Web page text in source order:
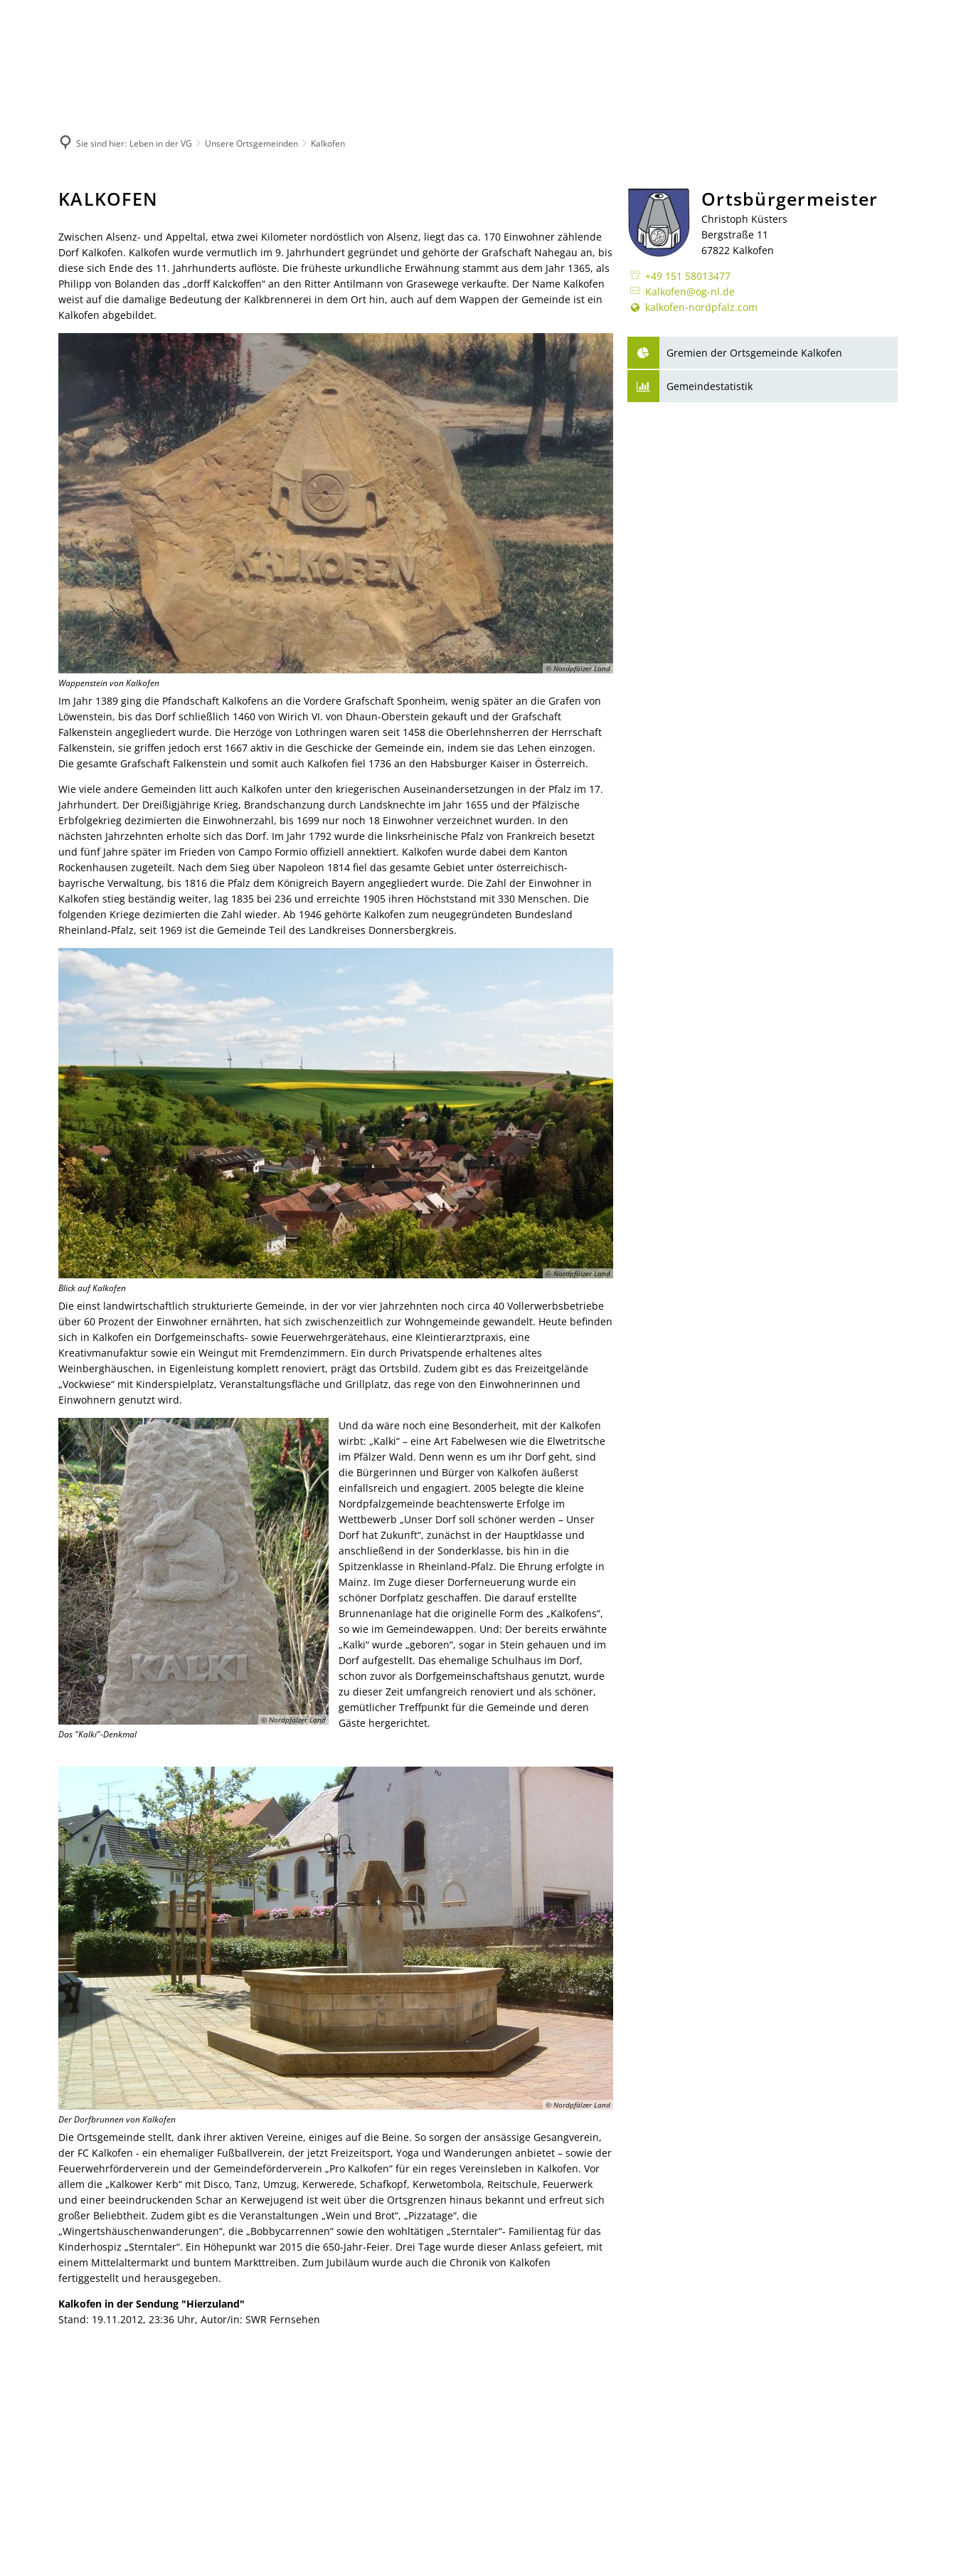
Unsere Ortsgemeinden
Haus- und Badeordnung
Attraktionen & Ausstattung
Funktionsweise
FAQ
Kursangebote
Ansprechpartner
Wasserversorgung
Wasserqualität & -Härte
Gebühren und Beiträge
Betrieb eines privaten Schwimmbades
Abwasserbeseitigung
Kanalspülungen
Rückstausicherung
Heiraten
Bildung
Kindertagesstätten
Kitabündnis Nordpfälzer Glückskinder
Schulen
Büchereien
Vereine
Vereinsversammlungen
Sprechtage der Deutschen Rentenversicherung
Umwelt, Planen, Bauen
Bauleitplanung
Verfügbare Bauplätze
Klimaschutz
Gewässer
Mobilität (ÖPNV)
Links mit Bezug zur jüdischen Geschichte und Gegenwart
Bürgerbus
Öffentliche Bekanntmachungen
Ausschreibungen
Termine für das Bürgerbüro
Organigramm
Gastronomie
Regionale Produkte
Sie sind hier: Leben in der VG Unsere Ortsgemeinden Kalkofen
KalkofenKALKOFEN
Zwischen Alsenz- und Appeltal, etwa zwei Kilometer nordöstlich von Alsenz, liegt das ca. 170 Einwohner zählende
Dorf Kalkofen. Kalkofen wurde vermutlich im 9. Jahrhundert gegründet und gehörte der Grafschaft Nahegau an, bis
diese sich Ende des 11. Jahrhunderts auflöste. Die früheste urkundliche Erwähnung stammt aus dem Jahr 1365, als
Philipp von Bolanden das „dorff Kalckoffen“ an den Ritter Antilmann von Grasewege verkaufte. Der Name Kalkofen
weist auf die damalige Bedeutung der Kalkbrennerei in dem Ort hin, auch auf dem Wappen der Gemeinde ist ein
Kalkofen abgebildet.
© Nordpfälzer Land
Wappenstein von Kalkofen
Im Jahr 1389 ging die Pfandschaft Kalkofens an die Vordere Grafschaft Sponheim, wenig später an die Grafen von
Löwenstein, bis das Dorf schließlich 1460 von Wirich VI. von Dhaun-Oberstein gekauft und der Grafschaft
Falkenstein angegliedert wurde. Die Herzöge von Lothringen waren seit 1458 die Oberlehnsherren der Herrschaft
Falkenstein, sie griffen jedoch erst 1667 aktiv in die Geschicke der Gemeinde ein, indem sie das Lehen einzogen.
Die gesamte Grafschaft Falkenstein und somit auch Kalkofen fiel 1736 an den Habsburger Kaiser in Österreich.
Wie viele andere Gemeinden litt auch Kalkofen unter den kriegerischen Auseinandersetzungen in der Pfalz im 17.
Jahrhundert. Der Dreißigjährige Krieg, Brandschanzung durch Landsknechte im Jahr 1655 und der Pfälzische
Erbfolgekrieg dezimierten die Einwohnerzahl, bis 1699 nur noch 18 Einwohner verzeichnet wurden. In den
nächsten Jahrzehnten erholte sich das Dorf. Im Jahr 1792 wurde die linksrheinische Pfalz von Frankreich besetzt
und fünf Jahre später im Frieden von Campo Formio offiziell annektiert. Kalkofen wurde dabei dem Kanton
Rockenhausen zugeteilt. Nach dem Sieg über Napoleon 1814 fiel das gesamte Gebiet unter österreichisch-
bayrische Verwaltung, bis 1816 die Pfalz dem Königreich Bayern angegliedert wurde. Die Zahl der Einwohner in
Kalkofen stieg beständig weiter, lag 1835 bei 236 und erreichte 1905 ihren Höchststand mit 330 Menschen. Die
folgenden Kriege dezimierten die Zahl wieder. Ab 1946 gehörte Kalkofen zum neugegründeten Bundesland
Rheinland-Pfalz, seit 1969 ist die Gemeinde Teil des Landkreises Donnersbergkreis.
© Nordpfälzer Land
Blick auf Kalkofen
Die einst landwirtschaftlich strukturierte Gemeinde, in der vor vier Jahrzehnten noch circa 40 Vollerwerbsbetriebe
über 60 Prozent der Einwohner ernährten, hat sich zwischenzeitlich zur Wohngemeinde gewandelt. Heute befinden
sich in Kalkofen ein Dorfgemeinschafts- sowie Feuerwehrgerätehaus, eine Kleintierarztpraxis, eine
Kreativmanufaktur sowie ein Weingut mit Fremdenzimmern. Ein durch Privatspende erhaltenes altes
Weinberghäuschen, in Eigenleistung komplett renoviert, prägt das Ortsbild. Zudem gibt es das Freizeitgelände
„Vockwiese“ mit Kinderspielplatz, Veranstaltungsfläche und Grillplatz, das rege von den Einwohnerinnen und
Einwohnern genutzt wird.
© Nordpfälzer Land
Das "Kalki"-Denkmal
Und da wäre noch eine Besonderheit, mit der Kalkofen
wirbt: „Kalki“ – eine Art Fabelwesen wie die Elwetritsche
im Pfälzer Wald. Denn wenn es um ihr Dorf geht, sind
die Bürgerinnen und Bürger von Kalkofen äußerst
einfallsreich und engagiert. 2005 belegte die kleine
Nordpfalzgemeinde beachtenswerte Erfolge im
Wettbewerb „Unser Dorf soll schöner werden – Unser
Dorf hat Zukunft“, zunächst in der Hauptklasse und
anschließend in der Sonderklasse, bis hin in die
Spitzenklasse in Rheinland-Pfalz. Die Ehrung erfolgte in
Mainz. Im Zuge dieser Dorferneuerung wurde ein
schöner Dorfplatz geschaffen. Die darauf erstellte
Brunnenanlage hat die originelle Form des „Kalkofens“,
so wie im Gemeindewappen. Und: Der bereits erwähnte
„Kalki“ wurde „geboren“, sogar in Stein gehauen und im
Dorf aufgestellt. Das ehemalige Schulhaus im Dorf,
schon zuvor als Dorfgemeinschaftshaus genutzt, wurde
zu dieser Zeit umfangreich renoviert und als schöner,
gemütlicher Treffpunkt für die Gemeinde und deren
Gäste hergerichtet.
© Nordpfälzer Land
Der Dorfbrunnen von Kalkofen
Die Ortsgemeinde stellt, dank ihrer aktiven Vereine, einiges auf die Beine. So sorgen der ansässige Gesangverein,
der FC Kalkofen - ein ehemaliger Fußballverein, der jetzt Freizeitsport, Yoga und Wanderungen anbietet – sowie der
Feuerwehrförderverein und der Gemeindeförderverein „Pro Kalkofen“ für ein reges Vereinsleben in Kalkofen. Vor
allem die „Kalkower Kerb“ mit Disco, Tanz, Umzug, Kerwerede, Schafkopf, Kerwetombola, Reitschule, Feuerwerk
und einer beeindruckenden Schar an Kerwejugend ist weit über die Ortsgrenzen hinaus bekannt und erfreut sich
großer Beliebtheit. Zudem gibt es die Veranstaltungen „Wein und Brot“, „Pizzatage“, die
„Wingertshäuschenwanderungen“, die „Bobbycarrennen“ sowie den wohltätigen „Sterntaler“- Familientag für das
Kinderhospiz „Sterntaler“. Ein Höhepunkt war 2015 die 650-Jahr-Feier. Drei Tage wurde dieser Anlass gefeiert, mit
einem Mittelaltermarkt und buntem Markttreiben. Zum Jubiläum wurde auch die Chronik von Kalkofen
fertiggestellt und herausgegeben.
Kalkofen in der Sendung "Hierzuland"
Stand: 19.11.2012, 23:36 Uhr, Autor/in: SWR Fernsehen
Ortsbürgermeister
Christoph Küsters
Bergstraße 11
67822 Kalkofen
+49 151 58013477
Kalkofen@og-nl.de
kalkofen-nordpfalz.com
Gremien der Ortsgemeinde Kalkofen
Gemeindestatistik